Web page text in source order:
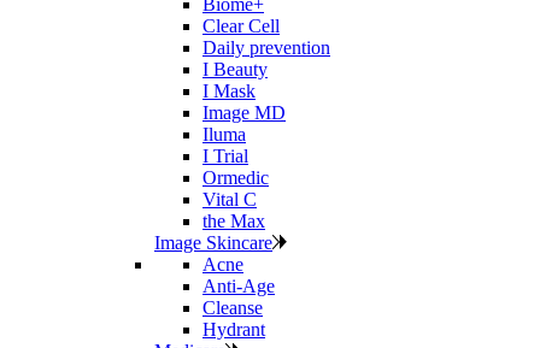
Clear Cell
Daily prevention
I Beauty
I Mask
Image MD
Iluma
I Trial
Ormedic
Vital C
the Max
Image Skincare
Acne
Anti‑Age
Cleanse
Hydrant